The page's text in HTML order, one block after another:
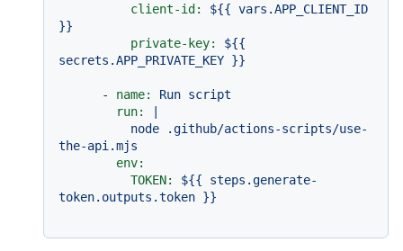
client-id:
${{ vars.APP_CLIENT_ID
}}
private-key:
${{
secrets.APP_PRIVATE_KEY }}
- name: Run script
run:
env:
TOKEN:
${{
steps.generate-
token.outputs.token }}